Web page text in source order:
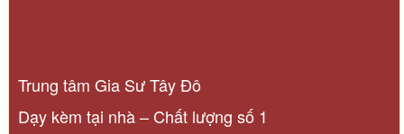
Trung tâm Gia Sư Tây Đô
Dạy kèm tại nhà – Chất lượng số 1